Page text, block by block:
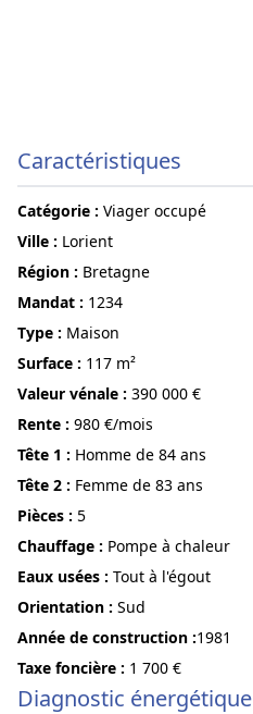
Caractéristiques
Catégorie : Viager occupé
ville : Lorient
région : Bretagne
Mandat : 1234
Type : Maison
surface : 117 m²
Valeur vénale : 390 000 €
Rente : 980 €/mois
Tête 1 : Homme de 84 ans
Tête 2 : Femme de 83 ans
pièces : 5
Chauffage : Pompe à chaleur
Eaux usées : Tout à l'égout
Orientation : Sud
année de construction :1981
Taxe foncière : 1 700 €
Diagnostic énergétique